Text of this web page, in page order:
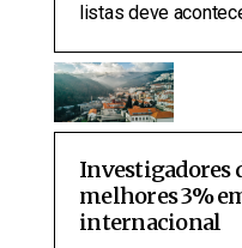
listas deve
Investigadores
melhores 3%
internacional